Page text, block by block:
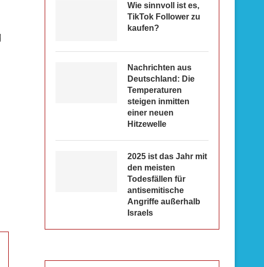
Wie sinnvoll ist es,
TikTok Follower zu
kaufen?
Nachrichten aus
Deutschland: Die
Temperaturen
steigen inmitten
einer neuen
Hitzewelle
2025 ist das Jahr mit
den meisten
Todesfällen für
antisemitische
Angriffe außerhalb
Israels